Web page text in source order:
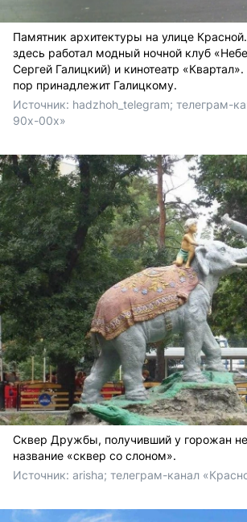
Памятник архитектуры на улице
здесь работал модный ночной клуб
Сергей Галицкий) и кинотеатр
пор принадлежит Галицкому.
Источник: hadzhoh_telegram; телеграм-
90х-00х»
Сквер Дружбы, получивший у горожан
название «сквер со слоном».
Источник: arisha; телеграм-канал